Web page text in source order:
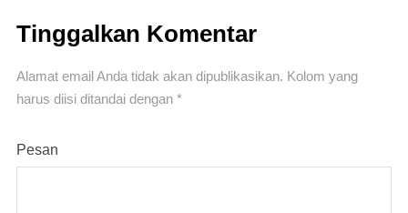
Tinggalkan Komentar
Alamat email Anda tidak akan dipublikasikan. Kolom yang
harus diisi ditandai dengan *
Pesan